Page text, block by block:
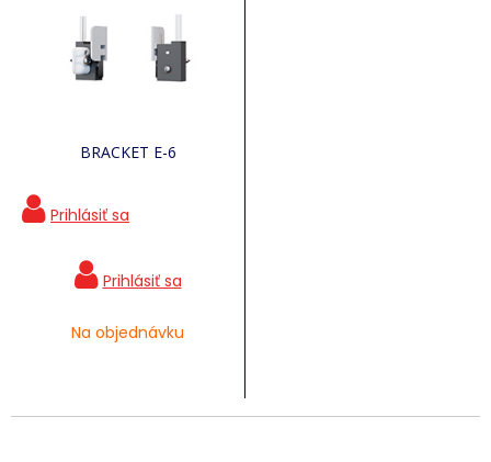
BRACKET E-6
Na objednávku